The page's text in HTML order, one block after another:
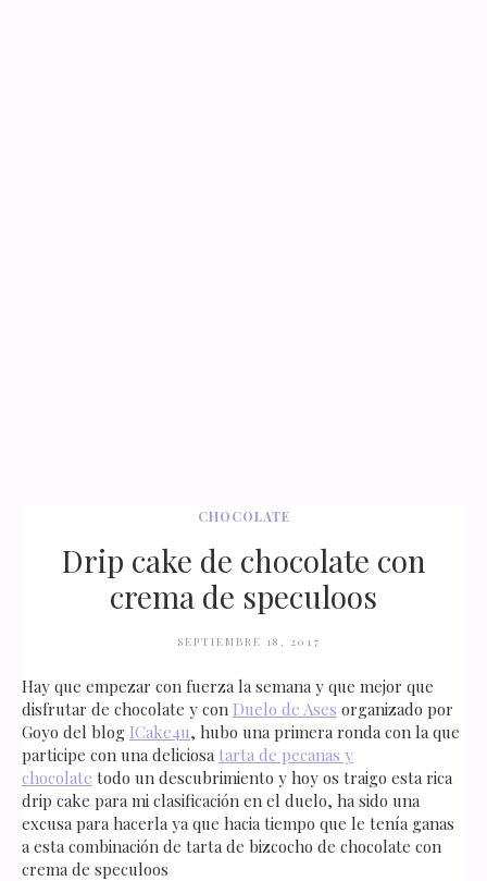
CHOCOLATE
Drip cake de chocolate con
crema de speculoos
SEPTIEMBRE 18, 2017
Hay que empezar con fuerza la semana y que mejor que
disfrutar de chocolate y con Duelo de Ases organizado por
Goyo del blog ICake4u, hubo una primera ronda con la que
participe con una deliciosa tarta de pecanas y
chocolate todo un descubrimiento y hoy os traigo esta rica
drip cake para mi clasificación en el duelo, ha sido una
excusa para hacerla ya que hacia tiempo que le tenía ganas
a esta combinación de tarta de bizcocho de chocolate con
crema de speculoos